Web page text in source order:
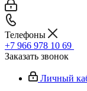
Телефоны
+7 966 978 10 69
Заказать звонок
Личный